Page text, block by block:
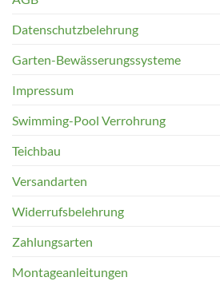
Datenschutzbelehrung
Garten-Bewässerungssysteme
Impressum
Swimming-Pool Verrohrung
Teichbau
Versandarten
Widerrufsbelehrung
Zahlungsarten
Montageanleitungen